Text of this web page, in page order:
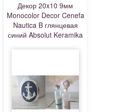
Декор 20x10 9мм
Monocolor Decor Cenefa
Nautica B глянцевая
синий Absolut Keramika